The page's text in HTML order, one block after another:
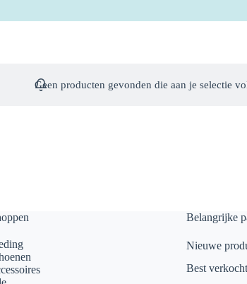
Geen producten gevonden die aan je selectie
Belangrijke
Nieuwe
Best verkocht